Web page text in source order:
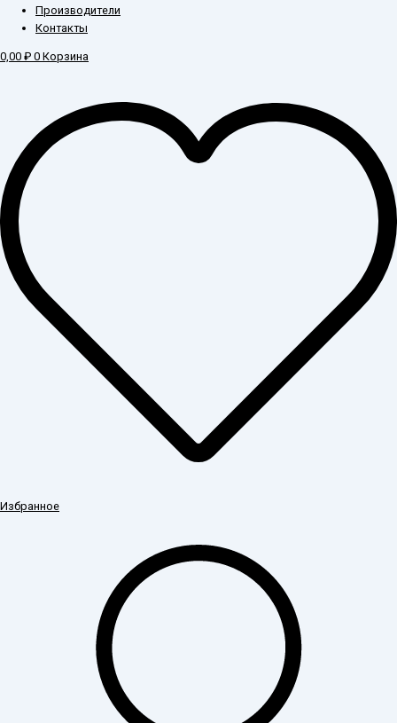
Производители
Контакты
0,00 ₽ 0 Корзина
Избранное